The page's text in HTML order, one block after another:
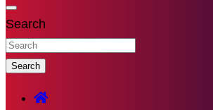
Search
Search